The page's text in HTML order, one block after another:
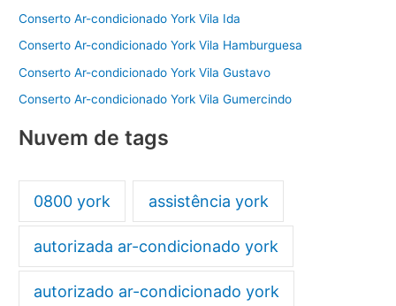
Conserto Ar-condicionado York Vila Ida
Conserto Ar-condicionado York Vila Hamburguesa
Conserto Ar-condicionado York Vila Gustavo
Conserto Ar-condicionado York Vila Gumercindo
Nuvem de tags
0800 york assistência york
autorizada ar-condicionado york
autorizado ar-condicionado york